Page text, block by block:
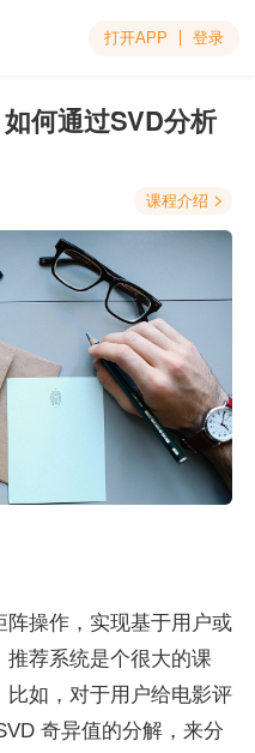
打开APP 登录
何通过SVD分析
课程介绍 
阵操作，实现基于用户或
荐系统是个很大的课
如，对于用户给电影评
奇异值的分解，来分